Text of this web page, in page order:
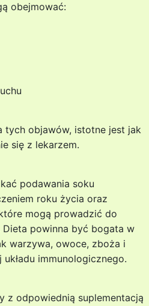
obejmować:
tych objawów, istotne jest jak
się z lekarzem.
podawania soku
roku życia oraz
mogą prowadzić do
powinna być bogata w
warzywa, owoce, zboża i
immunologicznego.
z odpowiednią suplementacją